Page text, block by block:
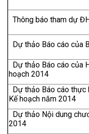
Thông báo tham dự
Dự thảo Báo cáo của
Dự thảo Báo cáo của
hoạch 2014
Dự thảo Báo cáo thực
Kế hoạch năm 2014
Dự thảo Nội dung
2014